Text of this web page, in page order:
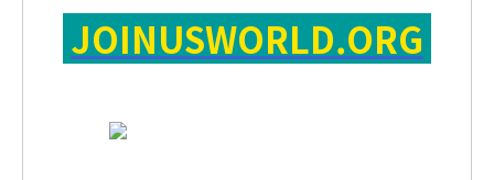
JOINUSWORLD.ORG